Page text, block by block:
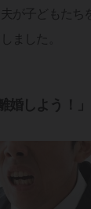
が子どもたち
ました。
婚しよう！